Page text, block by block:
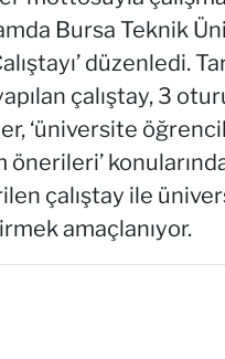
Bursa Teknik
düzenledi.
çalıştay, 3
‘üniversite
çalıştay ile
amaçlanıyor.